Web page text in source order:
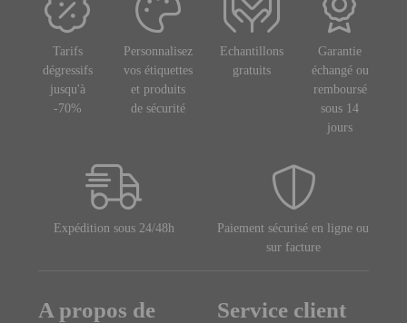
Tarifs
dégressifs
jusqu'à
-70%
Personnalisez
vos étiquettes
et produits
de sécurité
Echantillons
gratuits
Garantie
échangé ou
remboursé
sous 14
jours
Expédition sous 24/48h
Paiement sécurisé en ligne ou
sur facture
A propos de
Service client